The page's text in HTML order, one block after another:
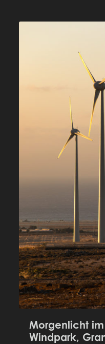
Morgenlicht im
Windpark,